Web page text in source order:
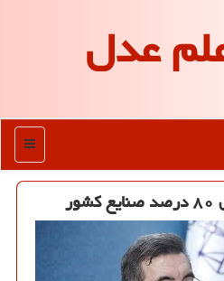
عدل
منو